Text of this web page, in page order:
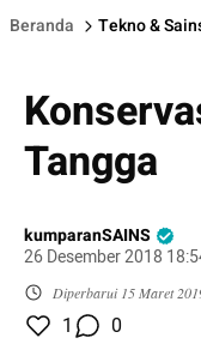
Beranda Tekno &
Tangga
kumparanSAINS
26 Desember 2018
Diperbarui 15 Maret
1 0